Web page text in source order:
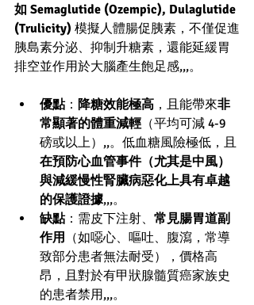
如 Semaglutide (Ozempic), Dulaglutide
(Trulicity) 模擬人體腸促胰素，不僅促進
胰島素分泌、抑制升糖素，還能延緩胃
排空並作用於大腦產生飽足感,,,。
優點： 降糖效能極高 ，且能帶來非
常顯著的體重減輕（平均可減 4-9
磅或以上）,,。低血糖風險極低，且
在預防心血管事件（尤其是中風）
與減緩慢性腎臟病惡化上具有卓越
的保護證據,,,。
缺點：需皮下注射、 常見腸胃道副
作用 （如噁心、嘔吐、腹瀉，常導
致部分患者無法耐受），價格高
昂，且對於有甲狀腺髓質癌家族史
的患者禁用,,,。